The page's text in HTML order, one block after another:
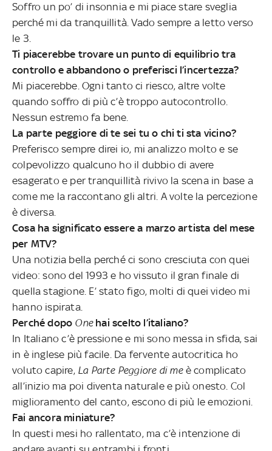
Soffro un po’ di insonnia e mi piace stare sveglia
perché mi da tranquillità. Vado sempre a letto verso
le 3.
Ti piacerebbe trovare un punto di equilibrio tra
controllo e abbandono o preferisci l’incertezza?
Mi piacerebbe. Ogni tanto ci riesco, altre volte
quando soffro di più c’è troppo autocontrollo.
Nessun estremo fa bene.
La parte peggiore di te sei tu o chi ti sta vicino?
Preferisco sempre direi io, mi analizzo molto e se
colpevolizzo qualcuno ho il dubbio di avere
esagerato e per tranquillità rivivo la scena in base a
come me la raccontano gli altri. A volte la percezione
è diversa.
Cosa ha significato essere a marzo artista del mese
per MTV?
Una notizia bella perché ci sono cresciuta con quei
video: sono del 1993 e ho vissuto il gran finale di
quella stagione. E’ stato figo, molti di quei video mi
hanno ispirata.
Perché dopo Onehai scelto l’italiano?
In Italiano c’è pressione e mi sono messa in sfida, sai
in è inglese più facile. Da fervente autocritica ho
voluto capire, La Parte Peggiore di meè complicato
all’inizio ma poi diventa naturale e più onesto. Col
miglioramento del canto, escono di più le emozioni.
Fai ancora miniature?
In questi mesi ho rallentato, ma c’è intenzione di